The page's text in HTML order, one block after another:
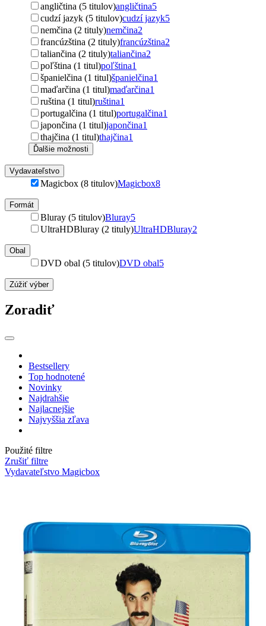
angličtina (5 titulov)angličtina5
cudzí jazyk (5 titulov)cudzí jazyk5
nemčina (2 tituly)nemčina2
francúzština (2 tituly)francúzština2
taliančina (2 tituly)taliančina2
poľština (1 titul)poľština1
španielčina (1 titul)španielčina1
maďarčina (1 titul)maďarčina1
ruština (1 titul)ruština1
portugalčina (1 titul)portugalčina1
japončina (1 titul)japončina1
thajčina (1 titul)thajčina1
Ďalšie možnosti
Vydavateľstvo
Magicbox (8 titulov)Magicbox8
Formát
Bluray (5 titulov)Bluray5
UltraHDBluray (2 tituly)UltraHDBluray2
Obal
DVD obal (5 titulov)DVD obal5
Zúžiť výber
Zoradiť
Bestsellery
Top hodnotené
Novinky
Najdrahšie
Najlacnejšie
Najvyššia zľava
Použité filtre
Zrušiť filtre
Vydavateľstvo Magicbox